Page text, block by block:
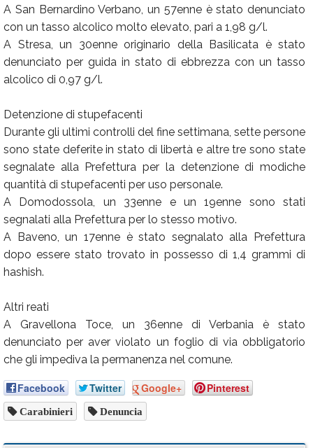
A San Bernardino Verbano, un 57enne è stato denunciato
con un tasso alcolico molto elevato, pari a 1,98 g/l.
A Stresa, un 30enne originario della Basilicata è stato
denunciato per guida in stato di ebbrezza con un tasso
alcolico di 0,97 g/l.
Detenzione di stupefacenti
Durante gli ultimi controlli del fine settimana, sette persone
sono state deferite in stato di libertà e altre tre sono state
segnalate alla Prefettura per la detenzione di modiche
quantità di stupefacenti per uso personale.
A Domodossola, un 33enne e un 19enne sono stati
segnalati alla Prefettura per lo stesso motivo.
A Baveno, un 17enne è stato segnalato alla Prefettura
dopo essere stato trovato in possesso di 1,4 grammi di
hashish.
Altri reati
A Gravellona Toce, un 36enne di Verbania è stato
denunciato per aver violato un foglio di via obbligatorio
che gli impediva la permanenza nel comune.
Facebook Twitter Google+ Pinterest
Carabinieri Denuncia